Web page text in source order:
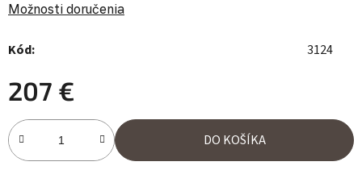
Možnosti doručenia
Kód: 3124
207 €
Jednotková cena:
DO KOŠÍKA